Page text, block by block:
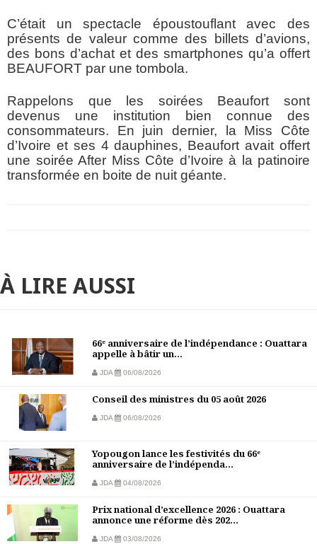
C’était un spectacle époustouflant avec des
présents de valeur comme des billets d’avions,
des bons d’achat et des smartphones qu’a offert
BEAUFORT par une tombola.
Rappelons que les soirées Beaufort sont
devenus une institution bien connue des
consommateurs. En juin dernier, la Miss Côte
d’Ivoire et ses 4 dauphines, Beaufort avait offert
une soirée After Miss Côte d’Ivoire à la patinoire
transformée en boite de nuit géante.
À LIRE AUSSI
66ᵉ anniversaire de l’indépendance : Ouattara
appelle à bâtir un...
JDA 06/08/2026
Conseil des ministres du 05 août 2026
JDA 06/08/2026
Yopougon lance les festivités du 66ᵉ
anniversaire de l’indépenda...
JDA 04/08/2026
Prix national d’excellence 2026 : Ouattara
annonce une réforme dès 202...
JDA 03/08/2026